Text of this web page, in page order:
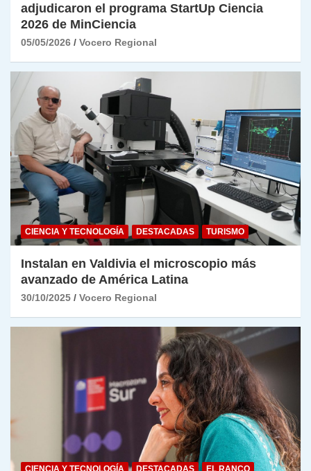
adjudicaron el programa StartUp Ciencia
2026 de MinCiencia
05/05/2026 Vocero Regional
CIENCIA Y TECNOLOGÍA DESTACADAS TURISMO
Instalan en Valdivia el microscopio más
avanzado de América Latina
30/10/2025 Vocero Regional